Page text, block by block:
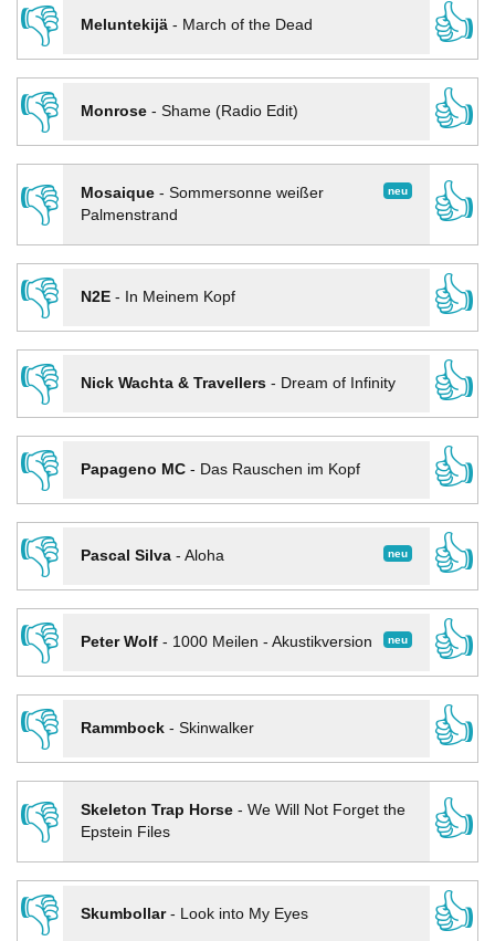
👎
Meluntekijä- March of the Dead
👍
👎
Monrose- Shame (Radio Edit)
👍
👎
neu
Mosaique- Sommersonne weißer
Palmenstrand
👍
👎
N2E- In Meinem Kopf
👍
👎
Nick Wachta & Travellers- Dream of Infinity
👍
👎
Papageno MC- Das Rauschen im Kopf
👍
👎
neu
Pascal Silva- Aloha
👍
👎
neu
Peter Wolf- 1000 Meilen - Akustikversion
👍
👎
Rammbock- Skinwalker
👍
👎
Skeleton Trap Horse- We Will Not Forget the
Epstein Files
👍
👎
Skumbollar- Look into My Eyes
👍